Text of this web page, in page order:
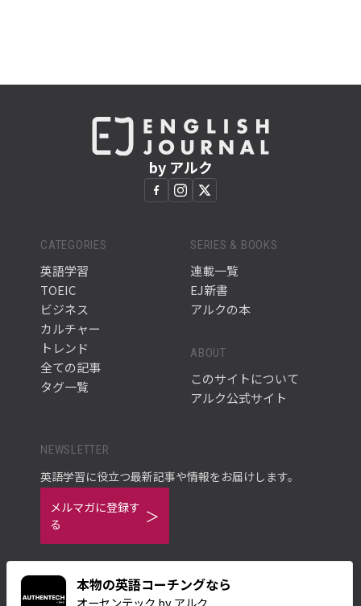
本物の英語コーチングなら
オーセンテック by アルク
by アルク
CATEGORIES
英語学習
TOEIC
ビジネス
カルチャー
トレンド
全ての記事
タグ一覧
SERIES & BOOKS
連載一覧
EJ新書
アルクの本
ABOUT
このサイトについて
アルク公式サイト
NEWSLETTER
英語学習に役立つ最新記事や情報をお届けします。
メルマガに登録す
る